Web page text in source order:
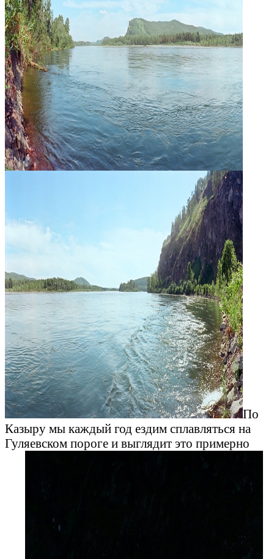
По
Казыру мы каждый год ездим сплавляться на
Гуляевском пороге и выглядит это примерно